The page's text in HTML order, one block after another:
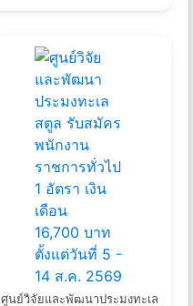
ศูนย์วิจัยและพัฒนาประมงทะเล